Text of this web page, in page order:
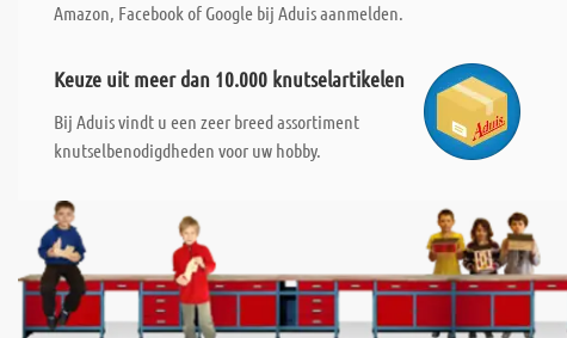
Amazon, Facebook of Google bij Aduis aanmelden.
Keuze uit meer dan 10.000 knutselartikelen
Bij Aduis vindt u een zeer breed assortiment
knutselbenodigdheden voor uw hobby.